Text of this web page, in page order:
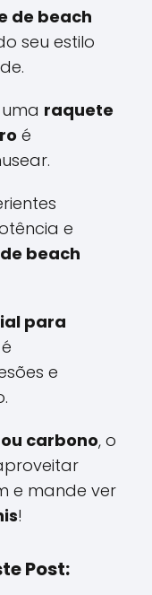
de beach
seu estilo
raquete
é
e
beach
para
é
e
carbono, o
e mande ver
!
Post: